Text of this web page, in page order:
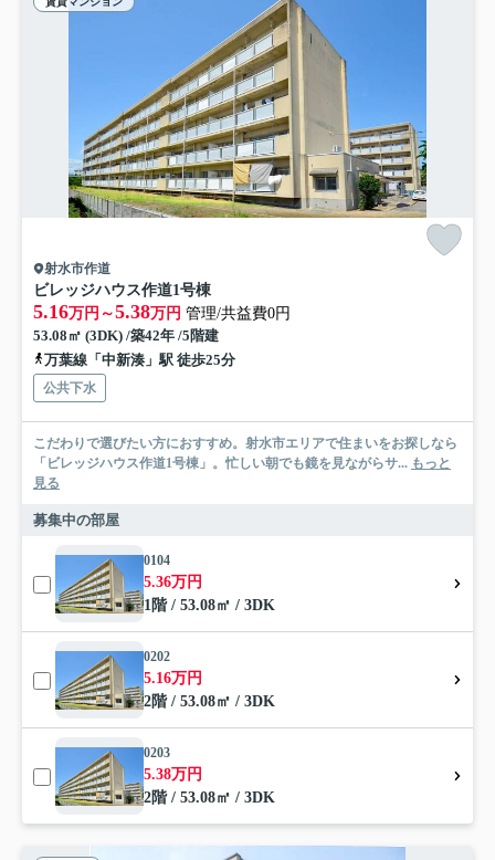
射水市作道
ビレッジハウス作道1号棟
5.16万円～5.38万円 管理/共益費0円
53.08㎡ (3DK) /築42年 /5階建
万葉線「中新湊」駅 徒歩25分
公共下水
こだわりで選びたい方におすすめ。射水市エリアで住まいをお探しなら
「ビレッジハウス作道1号棟」。忙しい朝でも鏡を見ながらサ... もっと
見る
募集中の部屋
0104
5.36万円
1階 / 53.08㎡ / 3DK
0202
5.16万円
2階 / 53.08㎡ / 3DK
0203
5.38万円
2階 / 53.08㎡ / 3DK